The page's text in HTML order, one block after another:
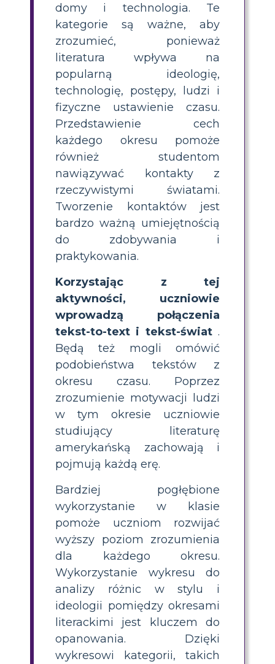
domy i technologia. Te
kategorie są ważne, aby
zrozumieć, ponieważ
literatura wpływa na
popularną ideologię,
technologię, postępy, ludzi i
fizyczne ustawienie czasu.
Przedstawienie cech
każdego okresu pomoże
również studentom
nawiązywać kontakty z
rzeczywistymi światami.
Tworzenie kontaktów jest
bardzo ważną umiejętnością
do zdobywania i
praktykowania.
Korzystając z tej
aktywności, uczniowie
wprowadzą połączenia
tekst-to-text i tekst-świat.
Będą też mogli omówić
podobieństwa tekstów z
okresu czasu. Poprzez
zrozumienie motywacji ludzi
w tym okresie uczniowie
studiujący literaturę
amerykańską zachowają i
pojmują każdą erę.
Bardziej pogłębione
wykorzystanie w klasie
pomoże uczniom rozwijać
wyższy poziom zrozumienia
dla każdego okresu.
Wykorzystanie wykresu do
analizy różnic w stylu i
ideologii pomiędzy okresami
literackimi jest kluczem do
opanowania. Dzięki
wykresowi kategorii, takich